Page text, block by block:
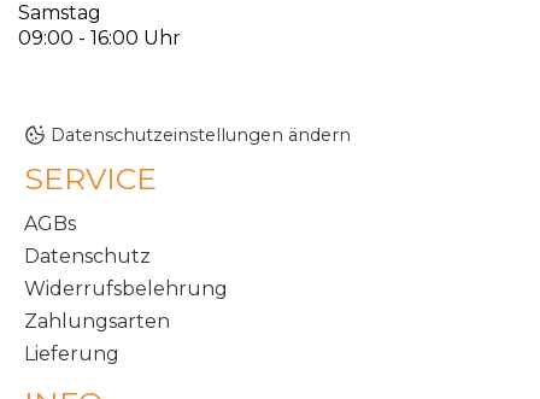
Samstag
09:00 - 16:00 Uhr
Datenschutzeinstellungen ändern
SERVICE
AGBs
Datenschutz
Widerrufsbelehrung
Zahlungsarten
Lieferung